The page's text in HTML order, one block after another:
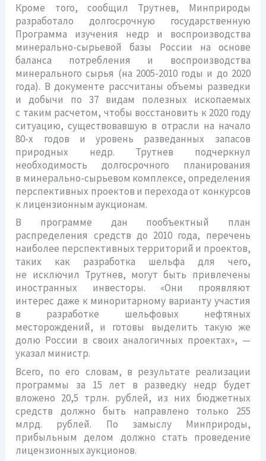
Кроме того, сообщил Трутнев, Минприроды
разработало долгосрочную государственную
Программа изучения недр и воспроизводства
минерально-сырьевой базы России на основе
баланса потребления и воспроизводства
минерального сырья (на 2005-2010 годы и до 2020
года). В документе рассчитаны объемы разведки
и добычи по 37 видам полезных ископаемых
с таким расчетом, чтобы восстановить к 2020 году
ситуацию, существовавшую в отрасли на начало
80-х годов и уровень разведанных запасов
природных недр. Трутнев подчеркнул
необходимость долгосрочного планирования
в минерально-сырьевом комплексе, определения
перспективных проектов и перехода от конкурсов
к лицензионным аукционам.
В программе дан пообъектный план
распределения средств до 2010 года, перечень
наиболее перспективных территорий и проектов,
таких как разработка шельфа для чего,
не исключил Трутнев, могут быть привлечены
иностранных инвесторы. «Они проявляют
интерес даже к миноритарному варианту участия
в разработке шельфовых нефтяных
месторождений, и готовы выделить такую же
долю России в своих аналогичных проектах», —
указал министр.
Всего, по его словам, в результате реализации
программы за 15 лет в разведку недр будет
вложено 20,5 трлн. рублей, из них бюджетных
средств должно быть направлено только 255
млрд. рублей. По замыслу Минприроды,
прибыльным делом должно стать проведение
лицензионных аукционов.